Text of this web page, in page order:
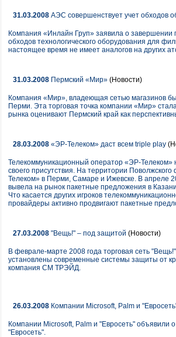
31.03.2008 АЭС совершенствует учет обходов
Компания «Инлайн Груп» заявила о
обходов технологического оборудования для
настоящее время не имеет аналогов на других
31.03.2008 Пермский «Мир» (Новости)
Компания «Мир», владеющая сетью магазинов
Перми. Эта торговая точка компании «Мир»
рынка оценивают Пермский край как
28.03.2008 «ЭР-Телеком» даст всем triple play
Телекоммуникационный оператор «ЭР-Телеком»
своего присутствия. На территории
Телеком» в Перми, Самаре и Ижевске. В апреле
вывела на рынок пакетные предложения в
Что касается других игроков
провайдеры активно продвигают пакетные
27.03.2008 "Вещь!" – под защитой (Новости)
В феврале-марте 2008 года торговая сеть
установлены современные системы защиты от
компания СМ ТРЭЙД.
26.03.2008 Компании Microsoft, Palm и
Компании Microsoft, Palm и "Евросеть" объявили
"Евросеть".